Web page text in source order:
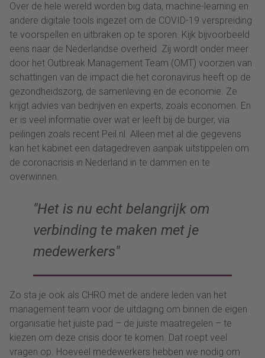
Over de hele wereld worden big data, machine-learning en
andere digitale tools ingezet om de COVID-19 verspreiding
te voorspellen en uitbraken op te sporen. Kijk bijvoorbeeld
eens naar de Nederlandse overheid. Zij wordt onder meer
door het Outbreak Management Team (OMT) voorzien van
schattingen van de impact die het coronavirus heeft op de
gezondheidszorg, de samenleving en de economie. Ze
krijgt advies van bedrijven en experts, zoals economen. En
er is veel informatie over wat er leeft bij de burger, via
peilingen zoals recent Peil.nl. Alleen met al die gegevens
kan het kabinet een datagedreven aanpak uitstippelen om
de coronacrisis in Nederland in te dammen en te
overwinnen.
Het is nu echt belangrijk om
verbinding te maken met je
medewerkers
Zo sta je ook als CHRO met de andere leden van het
management team voor de uitdaging om binnen de eigen
organisatie het juiste pad – de juiste maatregelen – te
kiezen om deze crisis door te komen. Dat roept veel
vragen op. Hoeveel medewerkers hebben we nodig om